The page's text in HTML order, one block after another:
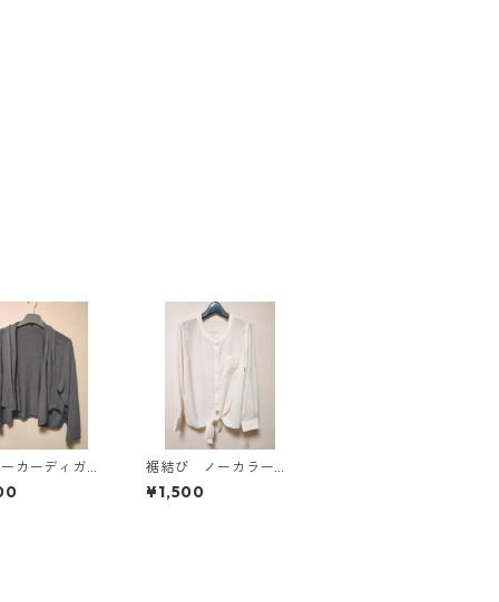
ーカーディガ
グレー K
裾結び ノーカラーブ
ラウス ３Ｌ アイボ
リー KAE-4813
¥1,500